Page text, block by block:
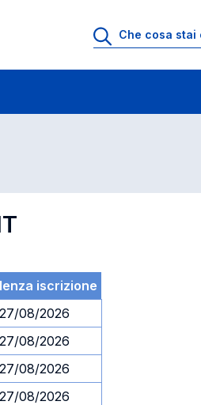
iscrizione
27/08/2026
27/08/2026
27/08/2026
27/08/2026